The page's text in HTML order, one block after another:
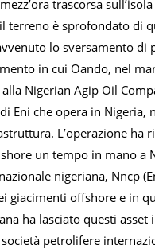
trascorsa
terreno è sprofondato di
lo sversamento di
in cui Oando, nel
Nigerian Agip Oil
Eni che opera in Nigeria,
L’operazione ha
un tempo in mano a
nigeriana, Nncp
giacimenti offshore e in
ha lasciato questi asset
petrolifere